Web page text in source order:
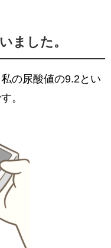
ました。
の尿酸値の9.2とい
。